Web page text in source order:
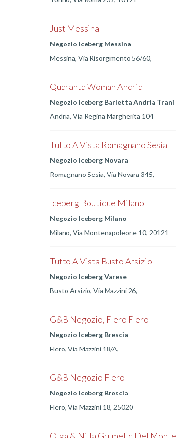
Just Messina
Negozio Iceberg Messina
Messina, Via Risorgimento 56/60,
Quaranta Woman Andria
Negozio Iceberg Barletta Andria Trani
Andria, Via Regina Margherita 104,
Tutto A Vista Romagnano Sesia
Negozio Iceberg Novara
Romagnano Sesia, Via Novara 345,
Iceberg Boutique Milano
Negozio Iceberg Milano
Milano, Via Montenapoleone 10, 20121
Tutto A Vista Busto Arsizio
Negozio Iceberg Varese
Busto Arsizio, Via Mazzini 26,
G&B Negozio, Flero Flero
Negozio Iceberg Brescia
Flero, Via Mazzini 18/A,
G&B Negozio Flero
Negozio Iceberg Brescia
Flero, Via Mazzini 18, 25020
Olga & Nilla Grumello Del Monte